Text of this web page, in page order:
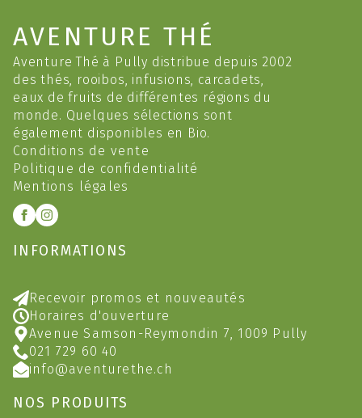
AVENTURE THÉ
Aventure Thé à Pully distribue depuis 2002
des thés, rooibos, infusions, carcadets,
eaux de fruits de différentes régions du
monde. Quelques sélections sont
également disponibles en Bio.
Conditions de vente
Politique de confidentialité
Mentions légales
INFORMATIONS
Recevoir promos et nouveautés
Horaires d'ouverture
Avenue Samson-Reymondin 7, 1009 Pully
021 729 60 40
info@aventurethe.ch
NOS PRODUITS